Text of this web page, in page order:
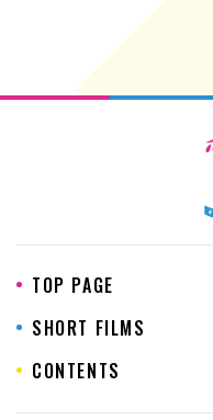
TOP PAGE
SHORT FILMS
CONTENTS